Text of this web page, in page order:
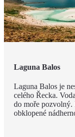
Laguna Balos
Laguna Balos je
celého Řecka.
do moře pozvolný.
obklopené